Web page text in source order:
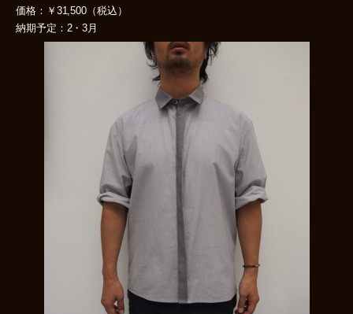
価格：￥31,500（税込）
納期予定：2・3月